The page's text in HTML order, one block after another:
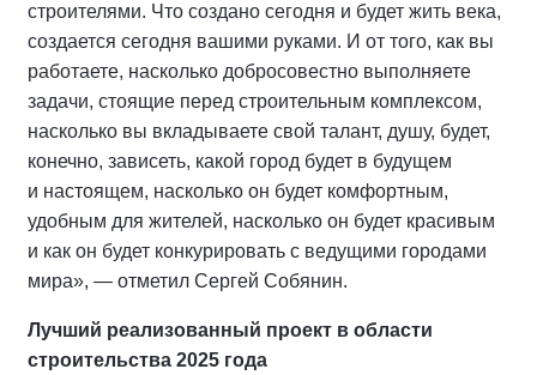
строителями. Что создано сегодня и будет жить века,
создается сегодня вашими руками. И от того, как вы
работаете, насколько добросовестно выполняете
задачи, стоящие перед строительным комплексом,
насколько вы вкладываете свой талант, душу, будет,
конечно, зависеть, какой город будет в будущем
и настоящем, насколько он будет комфортным,
удобным для жителей, насколько он будет красивым
и как он будет конкурировать с ведущими городами
мира», — отметил Сергей Собянин.
Лучший реализованный проект в области
строительства 2025 года